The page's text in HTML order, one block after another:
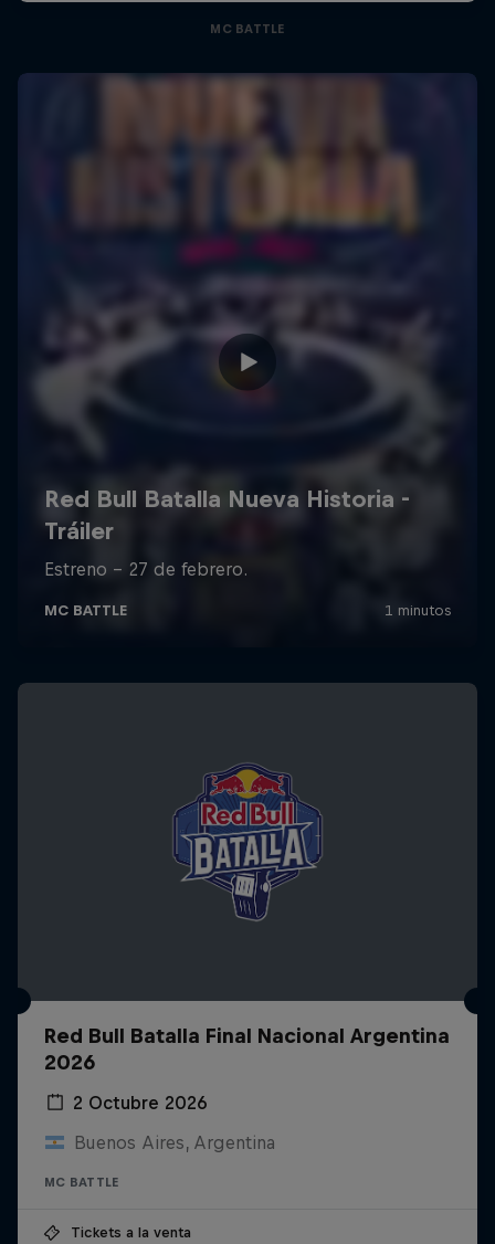
MC BATTLE
Red Bull Batalla Final Nacional Argentina
2026
2 Octubre 2026
Buenos Aires, Argentina
MC BATTLE
Tickets a la venta